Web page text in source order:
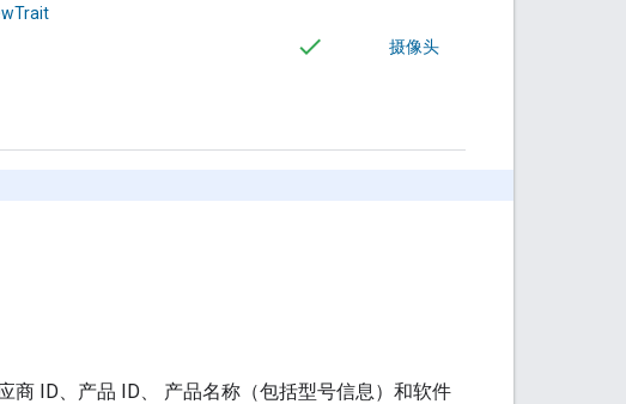
摄像头
商 ID、产品 ID、 产品名称（包括型号信息）和软件